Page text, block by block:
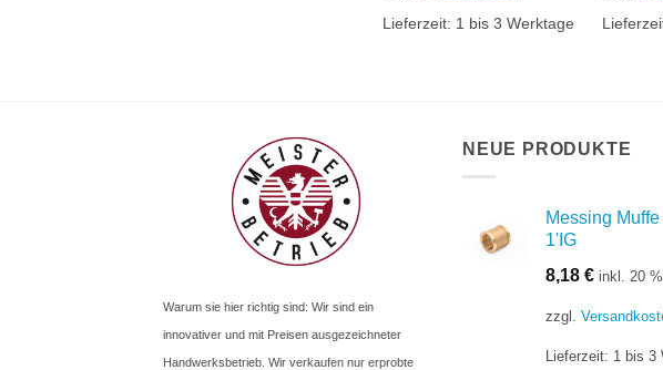
Lieferzeit: 1 bis 3 Werktage
Warum sie hier richtig sind: Wir sind ein
innovativer und mit Preisen ausgezeichneter
Handwerksbetrieb. Wir verkaufen nur erprobte
NEUE PRODUKTE
Messing
1'IG
8,18 € inkl. 20
zzgl.
Lieferzeit: 1 bis 3